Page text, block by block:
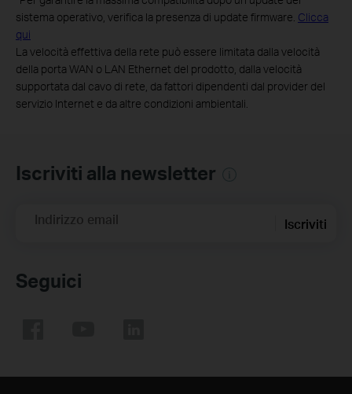
sistema operativo, verifica la presenza di update firmware. Clicca
qui
La velocità effettiva della rete può essere limitata dalla velocità
della porta WAN o LAN Ethernet del prodotto, dalla velocità
supportata dal cavo di rete, da fattori dipendenti dal provider del
servizio Internet e da altre condizioni ambientali.
Iscriviti alla newsletter
Indirizzo email Iscriviti
Seguici